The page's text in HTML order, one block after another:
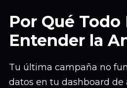
Por Qué
Entender la
Tu última campaña no
datos en tu dashboard